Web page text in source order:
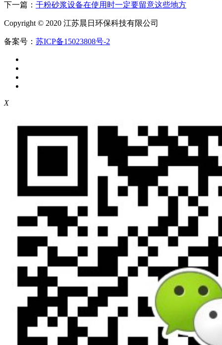
下一篇： 干粉砂浆设备在使用时一定要留意这些地方
Copyright © 2020 江苏晨日环保科技有限公司
备案号： 苏ICP备15023808号-2
X